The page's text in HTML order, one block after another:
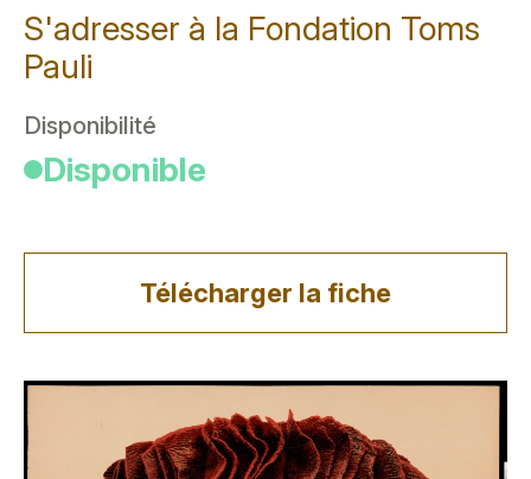
S'adresser à la Fondation Toms
Pauli
Disponibilité
Disponible
Télécharger la fiche